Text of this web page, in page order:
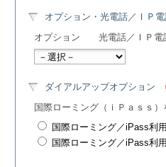
オプション・光電話／ＩＰ
オプション 光電話／ＩＰ電話
ダイアルアップオプション
国際ローミング（ｉＰａｓｓ
国際ローミング／iPass利
国際ローミング／iPass利